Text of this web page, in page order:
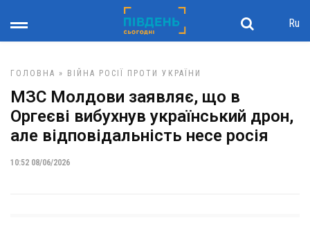
Ru
ГОЛОВНА » ВІЙНА РОСІЇ ПРОТИ УКРАЇНИ
МЗС Молдови заявляє, що в
Оргеєві вибухнув український дрон,
але відповідальність несе росія
10:52 08/06/2026